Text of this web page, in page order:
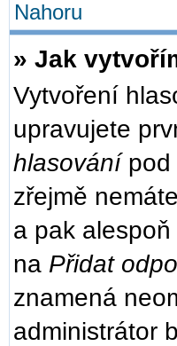
Nahoru
» Jak
Vytvoření
upravujete
hlasovánípod
zřejmě
a pak
na Přidat
znamená
administrátor